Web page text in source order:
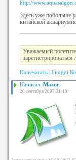
http://
Здесь уже побольше
китайской
Уважаемый
Напечатать | bitoggi
Написал: Mazur
20 сентября 2007 21:19